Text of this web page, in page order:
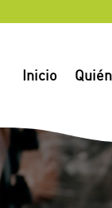
Inicio